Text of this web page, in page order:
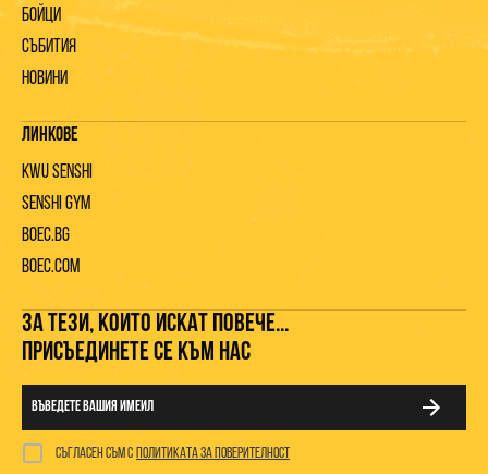
Бойци
Събития
Новини
Линкове
KWU Senshi
Senshi gym
Boec.bg
Boec.com
ЗА ТЕЗИ, КОИТО ИСКАТ ПОВЕЧЕ...
ПРИСЪЕДИНЕТЕ СЕ КЪМ НАС
Съгласен съм с политиката за поверителност